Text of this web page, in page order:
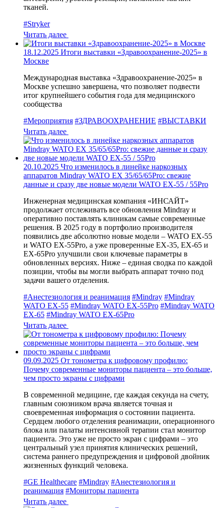
тканей.
#Stryker
Читать далее
18.12.2025 Итоги выставки «Здравоохранение-2025» в
Москве
Международная выставка «Здравоохранение-2025» в
Москве успешно завершена, что позволяет подвести
итог крупнейшего события года для медицинского
сообщества
#Мероприятия #ЗДРАВООХРАНЕНИЕ #ВЫСТАВКИ
Читать далее
20.10.2025 Что изменилось в линейке наркозных
аппаратов Mindray WATO EX 35/65/65Pro: свежие
данные и сразу две новые модели WATO EX-55 / 55Pro
Инженерная медицинская компания «ИНСАЙТ»
продолжает отслеживать все обновления Mindray и
оперативно поставлять клиникам самые современные
решения. В 2025 году в портфолио производителя
появились две абсолютно новые модели – WATO EX-55
и WATO EX-55Pro, а уже проверенные EX-35, EX-65 и
EX-65Pro улучшили свои ключевые параметры в
обновленных версиях. Ниже – единая сводка по каждой
позиции, чтобы вы могли выбрать аппарат точно под
задачи вашего отделения.
#Анестезиология и реанимация #Mindray #Mindray
WATO EX-55 #Mindray WATO EX-55Pro #Mindray WATO
EX-65 #Mindray WATO EX-65Pro
Читать далее
09.09.2025 От тонометра к цифровому профилю:
Почему современные мониторы пациента – это больше,
чем просто экраны с цифрами
В современной медицине, где каждая секунда на счету,
главным союзником врача является точная и
своевременная информация о состоянии пациента.
Сердцем любого отделения реанимации, операционного
блока или палаты интенсивной терапии стал монитор
пациента. Это уже не просто экран с цифрами – это
центральный узел принятия клинических решений,
система раннего предупреждения и цифровой двойник
жизненных функций человека.
#GE Healthecare #Mindray #Анестезиология и
реанимация #Мониторы пациента
Читать далее